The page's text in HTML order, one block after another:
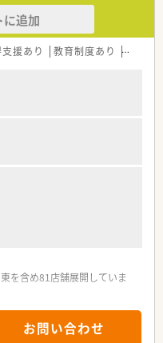
キャリアビジョンが実現でき
教育コアカリキュラム・2年目
行っており、学会や研修会参
に追加
援あり 教育制度あり シフト
を含め81店舗展開していま
だと思います。
充実出来る環境です。
お問い合わせ